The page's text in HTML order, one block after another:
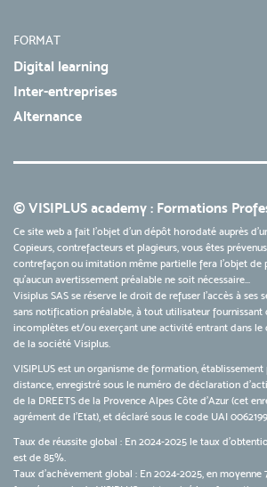
FORMAT
Digital learning
Inter-entreprises
Alternance
© VISIPLUS academy : Formations
Ce site web a fait l'objet d'un dépôt horodaté auprès
Copieurs, contrefacteurs et plagieurs, vous êtes
contrefaçon ou imitation même partielle fera l'objet de
qu’aucun avertissement préalable ne soit nécessaire...
Visiplus SAS se réserve le droit de refuser l'accès à ses
sans notification préalable, à tout utilisateur fournissant
incomplètes et/ou exerçant une activité entrant dans le
de la société Visiplus.
VISIPLUS est un organisme de formation, établissement
distance, enregistré sous le numéro de déclaration
de la DREETS de la Provence Alpes Côte d’Azur (cet
agrément de l’Etat), et déclaré sous le code UAI
Taux de réussite global : En 2024-2025 le taux
est de 85%.
Taux d’achèvement global : En 2024-2025, en moyenne